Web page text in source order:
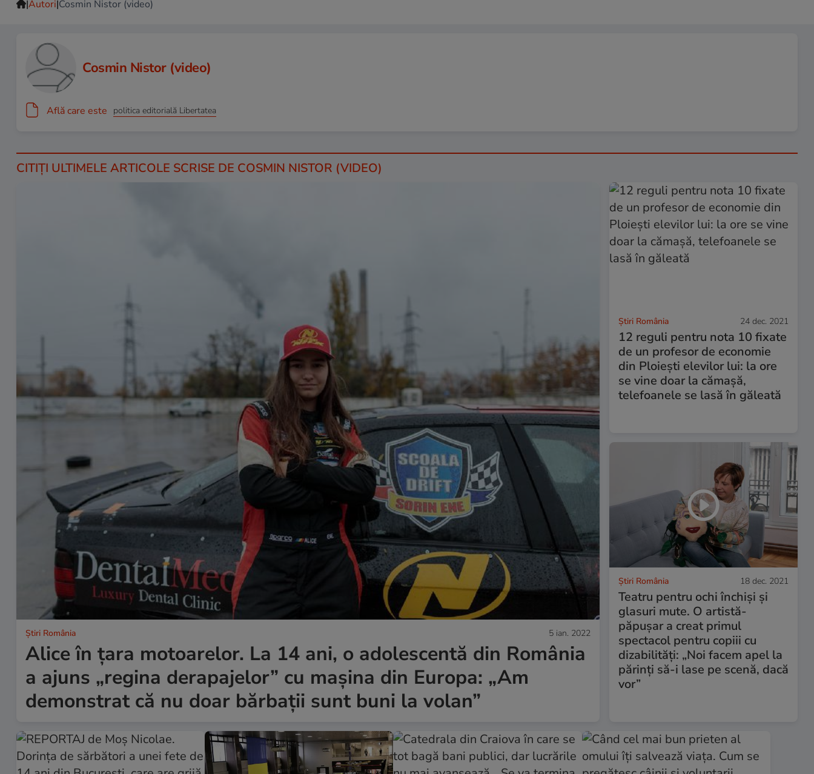
|Autori|Cosmin Nistor (video)
Cosmin Nistor (video)
Află care este politica editorială Libertatea
CITIȚI ULTIMELE ARTICOLE SCRISE DE COSMIN NISTOR (VIDEO)
Știri România 5 ian. 2022
Alice în țara motoarelor. La 14 ani, o adolescentă din România
a ajuns „regina derapajelor” cu mașina din Europa: „Am
demonstrat că nu doar bărbații sunt buni la volan”
Știri România 24 dec. 2021
12 reguli pentru nota 10 fixate
de un profesor de economie
din Ploiești elevilor lui: la ore
se vine doar la cămașă,
telefoanele se lasă în găleată
Știri România 18 dec. 2021
Teatru pentru ochi închiși și
glasuri mute. O artistă-
păpușar a creat primul
spectacol pentru copiii cu
dizabilități: „Noi facem apel la
părinți să-i lase pe scenă, dacă
vor”